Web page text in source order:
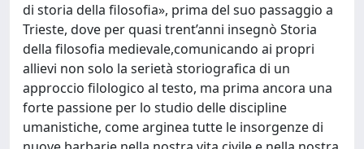
di storia della filosofia», prima del suo passaggio a
Trieste, dove per quasi trent’anni insegnò Storia
della filosofia medievale,comunicando ai propri
allievi non solo la serietà storiografica di un
approccio filologico al testo, ma prima ancora una
forte passione per lo studio delle discipline
umanistiche, come arginea tutte le insorgenze di